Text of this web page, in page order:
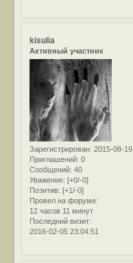
kisulia
Активный участник
Зарегистрирован: 2015-08-19
Приглашений: 0
Сообщений: 40
Уважение: [+0/-0]
Позитив: [+1/-0]
Провел на форуме:
12 часов 11 минут
Последний визит:
2016-02-05 23:04:51